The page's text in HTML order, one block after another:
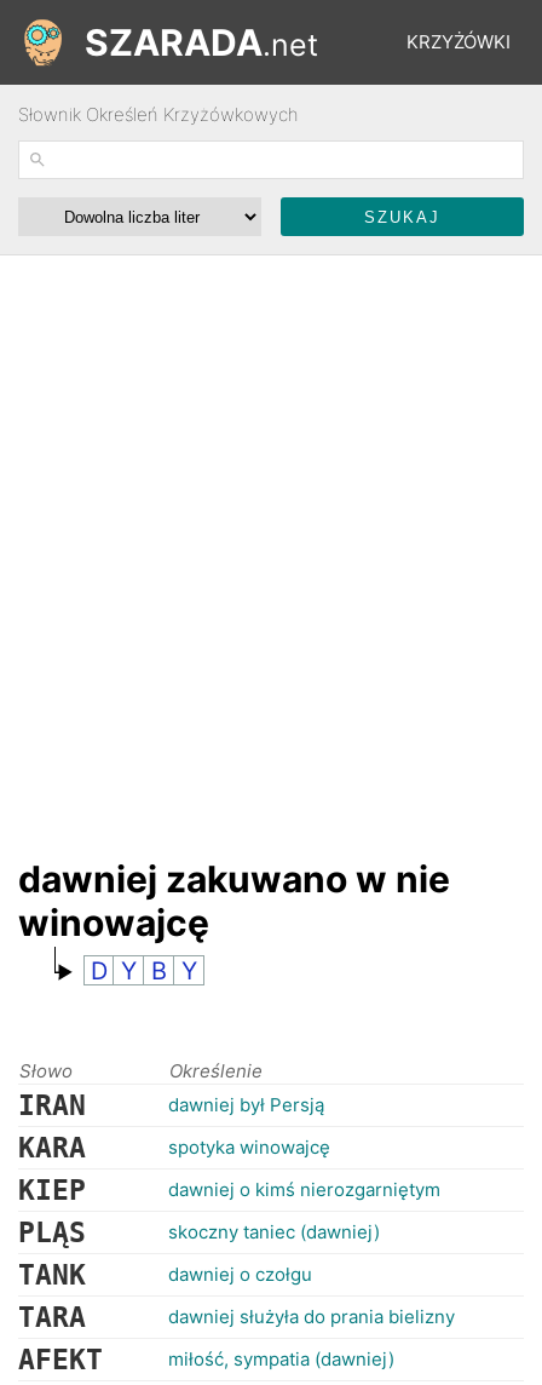
KRZYŻÓWKI
ŁAMIGŁÓWKI
SZARADA.net
Słownik Określeń Krzyżówkowych
dawniej zakuwano w nie
winowajcę
D Y B Y
Słowo Określenie
IRAN dawniej był Persją
KARA spotyka winowajcę
KIEP dawniej o kimś nierozgarniętym
PLĄS skoczny taniec (dawniej)
TANK dawniej o czołgu
TARA dawniej służyła do prania bielizny
AFEKT miłość, sympatia (dawniej)